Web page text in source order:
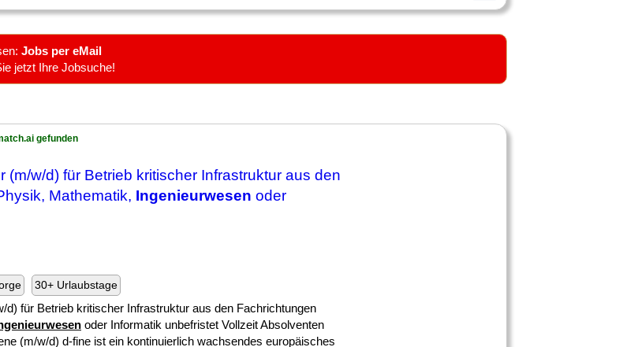
Jobs per eMail
jetzt Ihre Jobsuche!
gefunden
(m/w/d) für Betrieb kritischer Infrastruktur aus den
Mathematik, Ingenieurwesen oder
30+ Urlaubstage
d) für Betrieb kritischer Infrastruktur aus den Fachrichtungen
oder Informatik unbefristet Vollzeit Absolventen
(m/w/d) d-fine ist ein kontinuierlich wachsendes europäisches